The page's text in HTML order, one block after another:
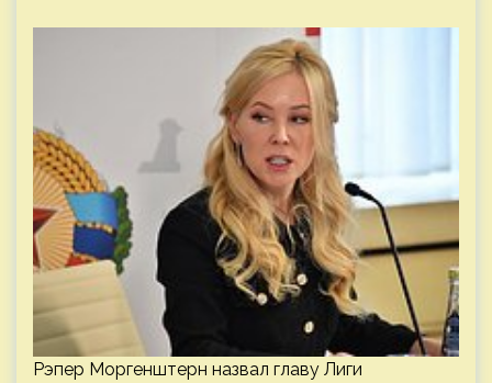
Рэпер Моргенштерн назвал главу Лиги